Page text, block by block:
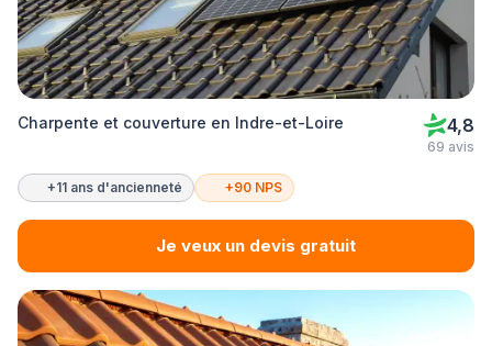
Charpente et couverture en Indre-et-Loire 4,8
69 avis
+11 ans d'ancienneté +90 NPS
Je veux un devis gratuit